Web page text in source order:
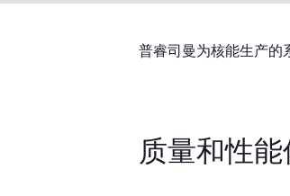
普睿司曼为核能生产的
质量和性